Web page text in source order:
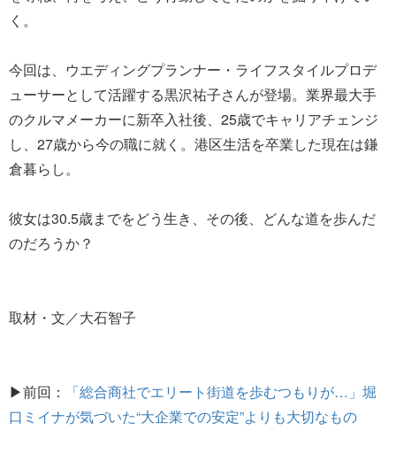
く。
今回は、ウエディングプランナー・ライフスタイルプロデ
ューサーとして活躍する黒沢祐子さんが登場。業界最大手
のクルマメーカーに新卒入社後、25歳でキャリアチェンジ
し、27歳から今の職に就く。港区生活を卒業した現在は鎌
倉暮らし。
彼女は30.5歳までをどう生き、その後、どんな道を歩んだ
のだろうか？
取材・文／大石智子
▶前回：
「総合商社でエリート街道を歩むつもりが…」堀
口ミイナが気づいた“大企業での安定”よりも大切なもの